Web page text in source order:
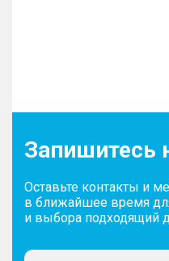
Запишитесь
Оставьте контакты и
в ближайшее время
и выбора подходящий